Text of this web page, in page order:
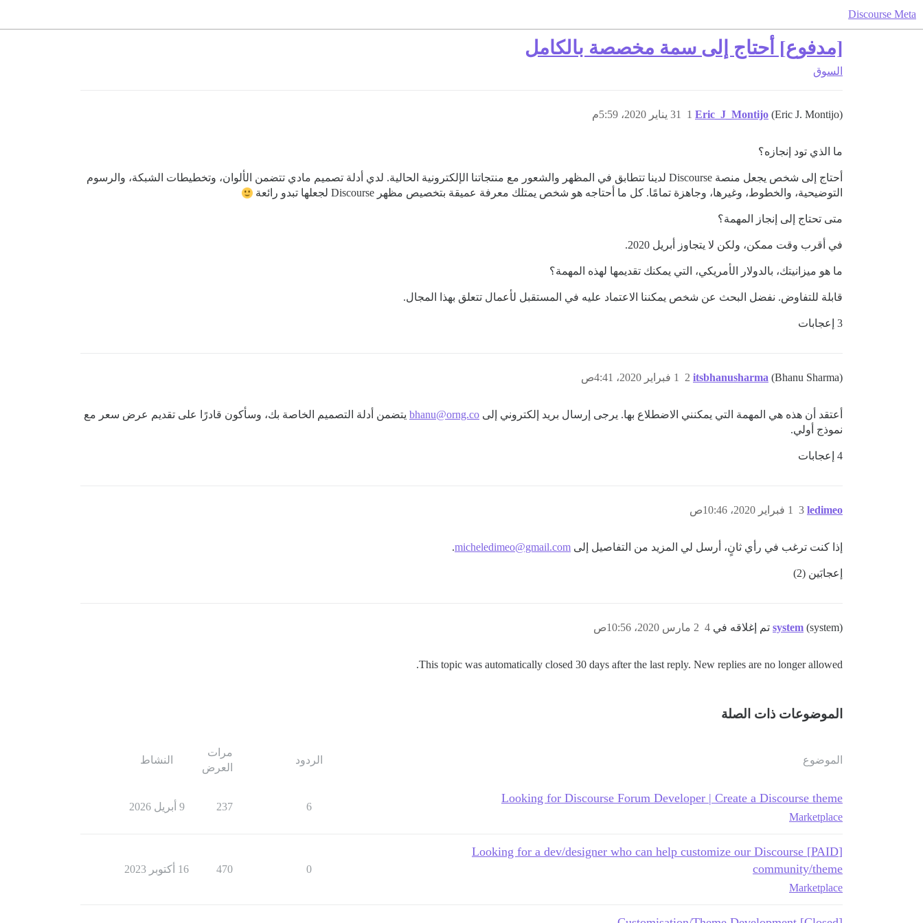
Discourse Meta
[مدفوع] أحتاج إلى سمة مخصصة بالكامل
السوق
Eric_J_Montijo (Eric J. Montijo) 31 يناير 2020، 5:59م 1
ما الذي تود إنجازه؟
أحتاج إلى شخص يجعل منصة Discourse لدينا تتطابق في المظهر والشعور مع منتجاتنا الإلكترونية الحالية. لدي أدلة تصميم مادي تتضمن الألوان، وتخطيطات الشبكة، والرسوم
التوضيحية، والخطوط، وغيرها، وجاهزة تمامًا. كل ما أحتاجه هو شخص يمتلك معرفة عميقة بتخصيص مظهر Discourse لجعلها تبدو رائعة
متى تحتاج إلى إنجاز المهمة؟
في أقرب وقت ممكن، ولكن لا يتجاوز أبريل 2020.
ما هو ميزانيتك، بالدولار الأمريكي، التي يمكنك تقديمها لهذه المهمة؟
قابلة للتفاوض. نفضل البحث عن شخص يمكننا الاعتماد عليه في المستقبل لأعمال تتعلق بهذا المجال.
3 إعجابات
itsbhanusharma (Bhanu Sharma) 1 فبراير 2020، 4:41ص 2
أعتقد أن هذه هي المهمة التي يمكنني الاضطلاع بها. يرجى إرسال بريد إلكتروني إلى bhanu@orng.co يتضمن أدلة التصميم الخاصة بك، وسأكون قادرًا على تقديم عرض سعر مع
نموذج أولي.
4 إعجابات
ledimeo 1 فبراير 2020، 10:46ص 3
إذا كنت ترغب في رأي ثانٍ، أرسل لي المزيد من التفاصيل إلى micheledimeo@gmail.com
.
إعجابَين (2)
system (system) تم إغلاقه في 2 مارس 2020، 10:56ص 4
This topic was automatically closed 30 days after the last reply. New replies are no longer allowed.
الموضوعات ذات الصلة
الموضوع الردود
مرات
العرض
النشاط
Looking for Discourse Forum Developer | Create a Discourse theme
Marketplace
6
237 9 أبريل 2026
[PAID] Looking for a dev/designer who can help customize our Discourse
community/theme
Marketplace
0
470 16 أكتوبر 2023